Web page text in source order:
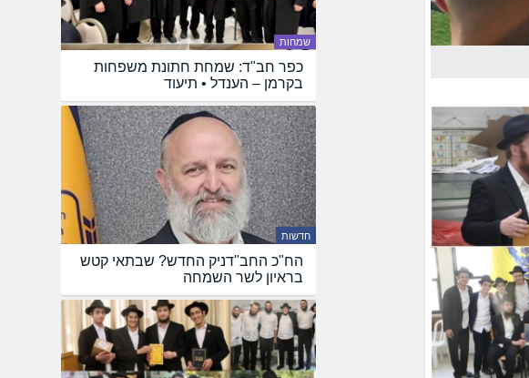
שמחות
כפר חב"ד: שמחת חתונת משפחות
בקרמן – הענדל • תיעוד
חדשות
הח"כ החב"דניק החדש? שבתאי קטש
בראיון לשר השמחה